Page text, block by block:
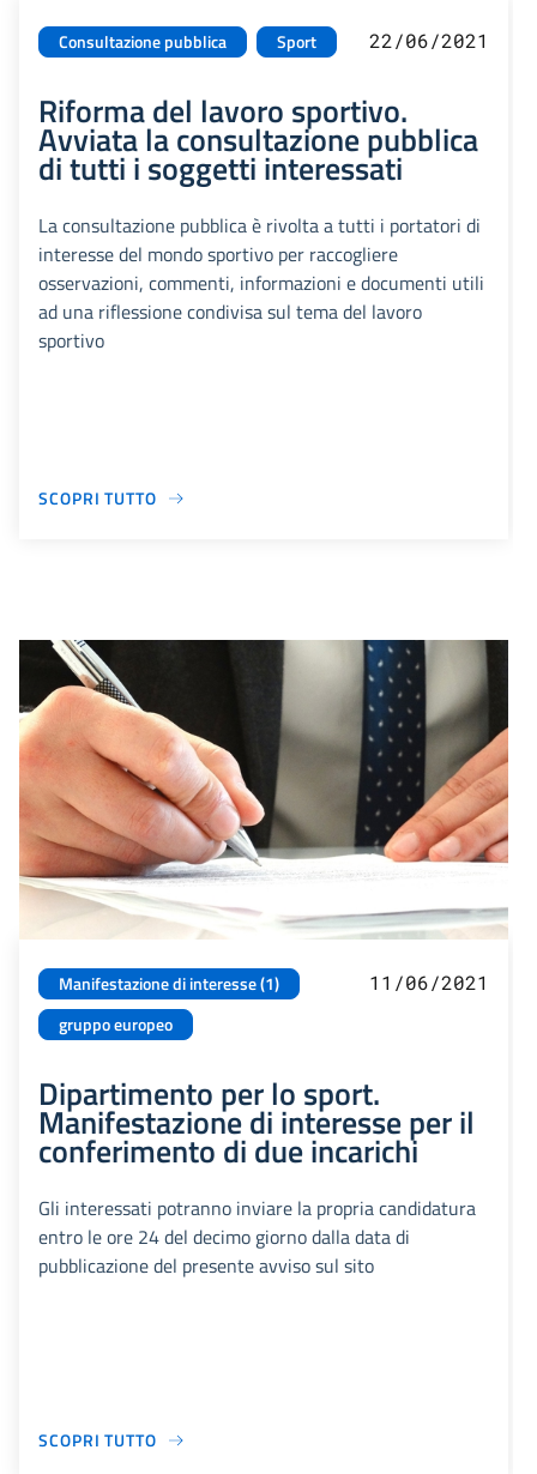
Consultazione pubblica Sport 22/06/2021
Riforma del lavoro sportivo.
Avviata la consultazione pubblica
di tutti i soggetti interessati
La consultazione pubblica è rivolta a tutti i portatori di
interesse del mondo sportivo per raccogliere
osservazioni, commenti, informazioni e documenti utili
ad una riflessione condivisa sul tema del lavoro
sportivo
SCOPRI TUTTO
Manifestazione di interesse (1)
gruppo europeo
11/06/2021
Dipartimento per lo sport.
Manifestazione di interesse per il
conferimento di due incarichi
Gli interessati potranno inviare la propria candidatura
entro le ore 24 del decimo giorno dalla data di
pubblicazione del presente avviso sul sito
SCOPRI TUTTO